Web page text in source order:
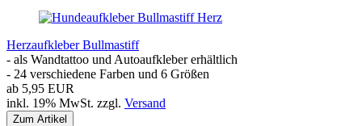
Herzaufkleber Bullmastiff
- als Wandtattoo und Autoaufkleber erhältlich
- 24 verschiedene Farben und 6 Größen
ab 5,95 EUR
inkl. 19% MwSt. zzgl. Versand
Zum Artikel